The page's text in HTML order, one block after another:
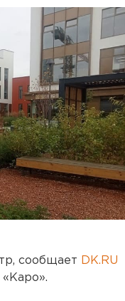
сообщает DK.RU